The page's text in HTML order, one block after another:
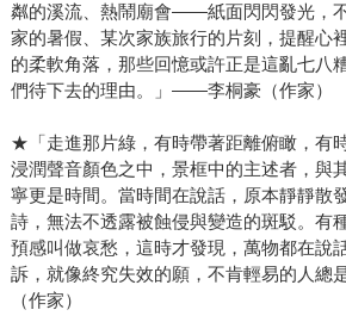
粼的溪流、熱鬧廟會——紙面閃閃發光，
家的暑假、某次家族旅行的片刻，提醒心
的柔軟角落，那些回憶或許正是這亂七八
們待下去的理由。」——李桐豪（作家）
★「走進那片綠，有時帶著距離俯瞰，有
浸潤聲音顏色之中，景框中的主述者，與
寧更是時間。當時間在說話，原本靜靜散
詩，無法不透露被蝕侵與變造的斑駁。有
預感叫做哀愁，這時才發現，萬物都在說
訴，就像終究失效的願，不肯輕易的人
（作家）